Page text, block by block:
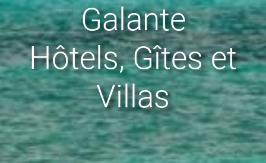
Galante
Hôtels, Gîtes et
Villas